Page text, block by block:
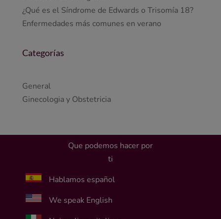
¿Qué es el Síndrome de Edwards o Trisomía 18?
Enfermedades más comunes en verano
Categorías
General
Ginecologia y Obstetricia
Que podemos hacer por
ti
Hablamos español
We speak English